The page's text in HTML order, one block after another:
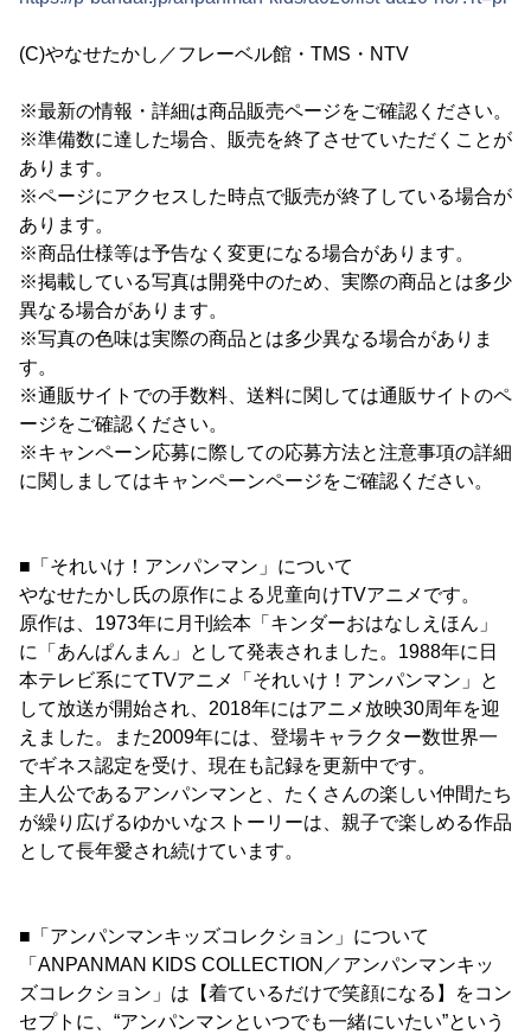
(C)やなせたかし／フレーベル館・TMS・NTV
※最新の情報・詳細は商品販売ページをご確認ください。
※準備数に達した場合、販売を終了させていただくことが
あります。
※ページにアクセスした時点で販売が終了している場合が
あります。
※商品仕様等は予告なく変更になる場合があります。
※掲載している写真は開発中のため、実際の商品とは多少
異なる場合があります。
※写真の色味は実際の商品とは多少異なる場合がありま
す。
※通販サイトでの手数料、送料に関しては通販サイトのペ
ージをご確認ください。
※キャンペーン応募に際しての応募方法と注意事項の詳細
に関しましてはキャンペーンページをご確認ください。
■「それいけ！アンパンマン」について
やなせたかし氏の原作による児童向けTVアニメです。
原作は、1973年に月刊絵本「キンダーおはなしえほん」
に「あんぱんまん」として発表されました。1988年に日
本テレビ系にてTVアニメ「それいけ！アンパンマン」と
して放送が開始され、2018年にはアニメ放映30周年を迎
えました。また2009年には、登場キャラクター数世界一
でギネス認定を受け、現在も記録を更新中です。
主人公であるアンパンマンと、たくさんの楽しい仲間たち
が繰り広げるゆかいなストーリーは、親子で楽しめる作品
として長年愛され続けています。
■「アンパンマンキッズコレクション」について
「ANPANMAN KIDS COLLECTION／アンパンマンキッ
ズコレクション」は【着ているだけで笑顔になる】をコン
セプトに、“アンパンマンといつでも一緒にいたい”という